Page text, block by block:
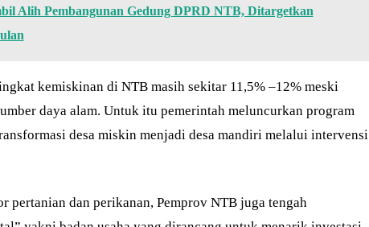
Alih Pembangunan Gedung DPRD NTB, Ditargetkan
kemiskinan di NTB masih sekitar 11,5% –12% meski
daya alam. Untuk itu pemerintah meluncurkan program
desa miskin menjadi desa mandiri melalui intervensi
pertanian dan perikanan, Pemprov NTB juga tengah